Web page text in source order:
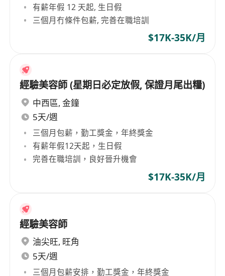
有薪年假 12 天起, 生日假
三個月冇條件包薪, 完善在職培訓
$17K-35K/月
經驗美容師 (星期日必定放假, 保證月尾出糧)
中西區, 金鐘
5天/週
三個月包薪，勤工獎金，年終獎金
有薪年假12天起，生日假
完善在職培訓，良好晉升機會
$17K-35K/月
經驗美容師
油尖旺, 旺角
5天/週
三個月包薪安排，勤工獎金，年終獎金